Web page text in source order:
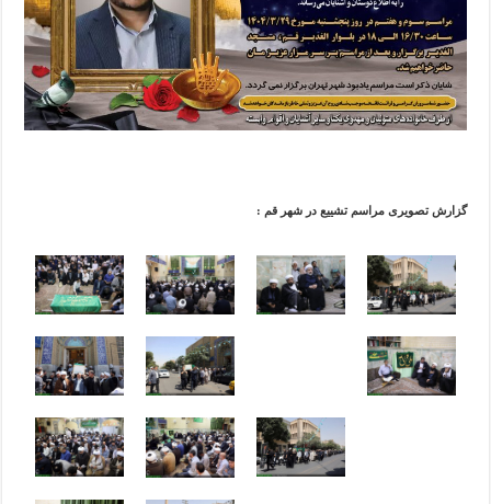
گزارش تصویری مراسم تشییع در شهر قم :